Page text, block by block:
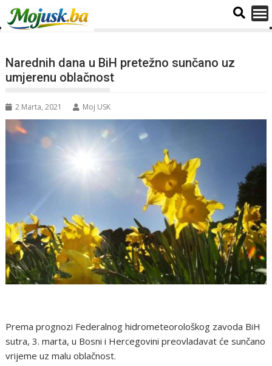
Narednih dana u BiH pretežno sunčano uz
umjerenu oblačnost
2 Marta, 2021 Moj USK
Prema prognozi Federalnog hidrometeorološkog zavoda BiH
sutra, 3. marta, u Bosni i Hercegovini preovladavat će sunčano
vrijeme uz malu oblačnost.